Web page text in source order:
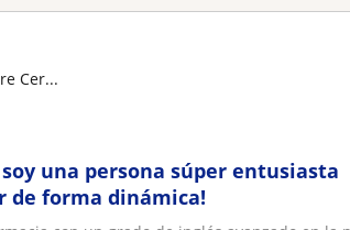
Cer...
una persona súper entusiasta
de forma dinámica!